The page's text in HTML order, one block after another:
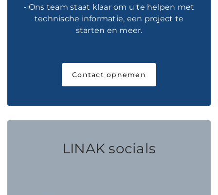
- Ons team staat klaar om u te helpen met
technische informatie, een project te
starten en meer.
Contact opnemen
LINAK socials